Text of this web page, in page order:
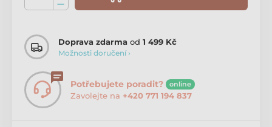
Doprava zdarma od 1 499 Kč
Možnosti doručení ›
Potřebujete poradit? online
Zavolejte na +420 771 194 837